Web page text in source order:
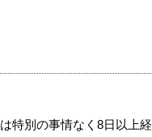
特別の事情なく8日以上経